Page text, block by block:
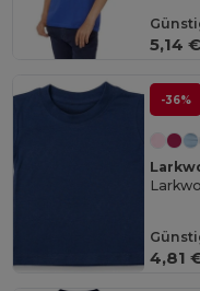
5,14
-36%
4,81